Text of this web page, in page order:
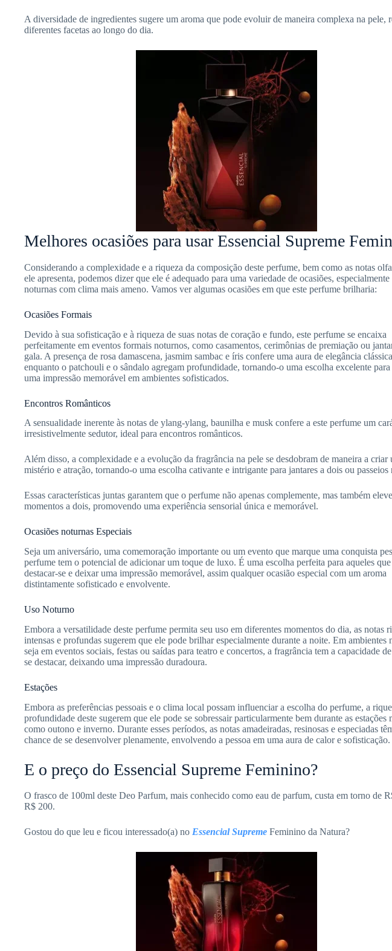
A diversidade de ingredientes sugere um aroma que pode evoluir de maneira complexa na pele,
diferentes facetas ao longo do dia.
Melhores ocasiões para usar Essencial Supreme
Considerando a complexidade e a riqueza da composição deste perfume, bem como as notas
ele apresenta, podemos dizer que ele é adequado para uma variedade de ocasiões, especialmente
noturnas com clima mais ameno. Vamos ver algumas ocasiões em que este perfume brilharia:
Ocasiões Formais
Devido à sua sofisticação e à riqueza de suas notas de coração e fundo, este perfume se encaixa
perfeitamente em eventos formais noturnos, como casamentos, cerimônias de premiação ou
gala. A presença de rosa damascena, jasmim sambac e íris confere uma aura de elegância
enquanto o patchouli e o sândalo agregam profundidade, tornando-o uma escolha excelente para
uma impressão memorável em ambientes sofisticados.
Encontros Românticos
A sensualidade inerente às notas de ylang-ylang, baunilha e musk confere a este perfume um
irresistivelmente sedutor, ideal para encontros românticos.
Além disso, a complexidade e a evolução da fragrância na pele se desdobram de maneira a criar
mistério e atração, tornando-o uma escolha cativante e intrigante para jantares a dois ou passeios
Essas características juntas garantem que o perfume não apenas complemente, mas também
momentos a dois, promovendo uma experiência sensorial única e memorável.
Ocasiões noturnas Especiais
Seja um aniversário, uma comemoração importante ou um evento que marque uma conquista
perfume tem o potencial de adicionar um toque de luxo. É uma escolha perfeita para aqueles que
destacar-se e deixar uma impressão memorável, assim qualquer ocasião especial com um aroma
distintamente sofisticado e envolvente.
Uso Noturno
Embora a versatilidade deste perfume permita seu uso em diferentes momentos do dia, as notas
intensas e profundas sugerem que ele pode brilhar especialmente durante a noite. Em ambientes
seja em eventos sociais, festas ou saídas para teatro e concertos, a fragrância tem a capacidade
se destacar, deixando uma impressão duradoura.
Estações
Embora as preferências pessoais e o clima local possam influenciar a escolha do perfume, a
profundidade deste sugerem que ele pode se sobressair particularmente bem durante as estações
como outono e inverno. Durante esses períodos, as notas amadeiradas, resinosas e especiadas
chance de se desenvolver plenamente, envolvendo a pessoa em uma aura de calor e sofisticação.
E o preço do Essencial Supreme Feminino?
O frasco de 100ml deste Deo Parfum, mais conhecido como eau de parfum, custa em torno de
R$ 200.
Gostou do que leu e ficou interessado(a) no Essencial Supreme Feminino da Natura?